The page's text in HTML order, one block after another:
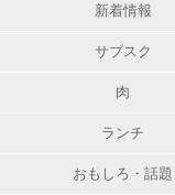
新着情報
サブスク
肉
ランチ
おもしろ・話題